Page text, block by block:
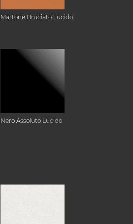
Mattone Bruciato Lucido
Nero Assoluto Lucido